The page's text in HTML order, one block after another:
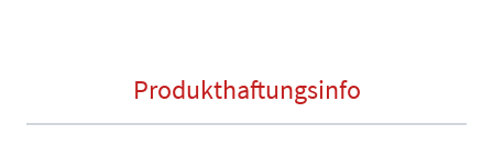
Produkthaftungsinfo